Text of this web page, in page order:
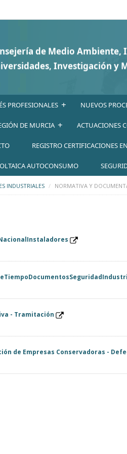
PROFESIONALES + NUEVOS
DE MURCIA + ACTUACIONES
REGISTRO CERTIFICACIONES
AUTOCONSUMO
INDUSTRIALES NORMATIVA Y
- Tramitación
de Empresas Conservadoras -